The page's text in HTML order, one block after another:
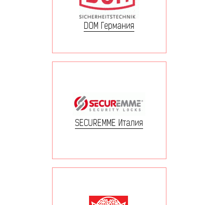
DOM Германия
SECUREMME Италия